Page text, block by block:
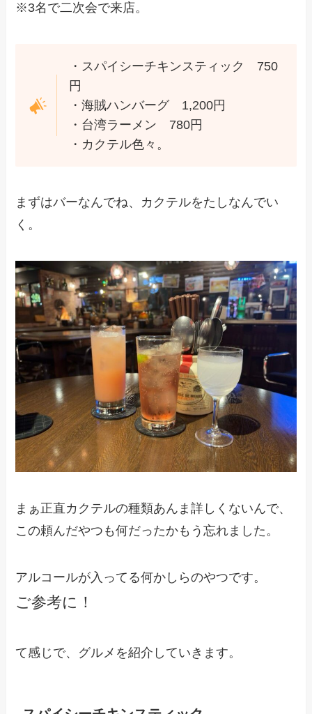
※3名で二次会で来店。
・スパイシーチキンスティック 750
円
・海賊ハンバーグ 1,200円
・台湾ラーメン 780円
・カクテル色々。
まずはバーなんでね、カクテルをたしなんでい
く。
まぁ正直カクテルの種類あんま詳しくないんで、
この頼んだやつも何だったかもう忘れました。
アルコールが入ってる何かしらのやつです。
ご参考に！
て感じで、グルメを紹介していきます。